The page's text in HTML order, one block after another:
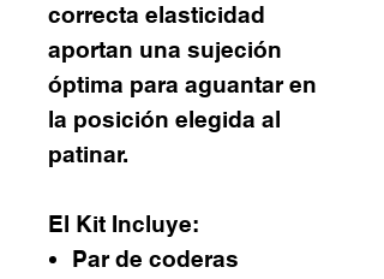
correcta elasticidad
aportan una sujeción
óptima para aguantar en
la posición elegida al
patinar.
El Kit Incluye:
Par de coderas